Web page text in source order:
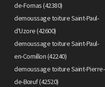
de-Fornas (42380)
demoussage toiture Saint-Paul-
d'Uzore (42600)
demoussage toiture Saint-Paul-
en-Cornillon (42240)
demoussage toiture Saint-Pierre-
de-Bœuf (42520)